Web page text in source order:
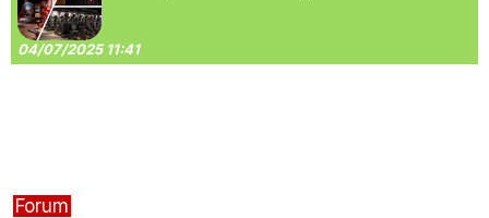
04/07/2025 11:41
Forum